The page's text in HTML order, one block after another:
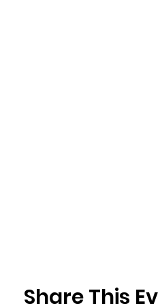
Share This